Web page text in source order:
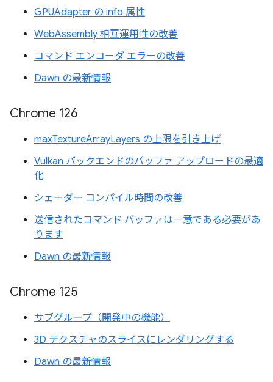
GPUAdapter の info 属性
WebAssembly 相互運用性の改善
コマンド エンコーダ エラーの改善
Dawn の最新情報
Chrome 126
maxTextureArrayLayers の上限を引き上げ
Vulkan バックエンドのバッファ アップロードの最適
化
シェーダー コンパイル時間の改善
送信されたコマンド バッファは一意である必要があ
ります
Dawn の最新情報
Chrome 125
サブグループ（開発中の機能）
3D テクスチャのスライスにレンダリングする
Dawn の最新情報